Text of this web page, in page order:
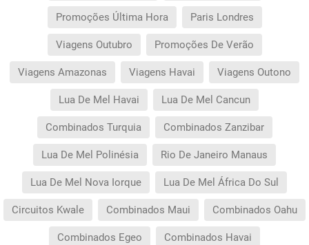
promocionais anteriormente mencionadas.
Desconto não acumulável.
Promoções Última Hora Paris Londres
Viagens Outubro Promoções De Verão
Viagens Amazonas Viagens Havai Viagens Outono
Lua De Mel Havai Lua De Mel Cancun
Combinados Turquia Combinados Zanzibar
Lua De Mel Polinésia Rio De Janeiro Manaus
Lua De Mel Nova Iorque Lua De Mel África Do Sul
Circuitos Kwale Combinados Maui Combinados Oahu
Combinados Egeo Combinados Havai